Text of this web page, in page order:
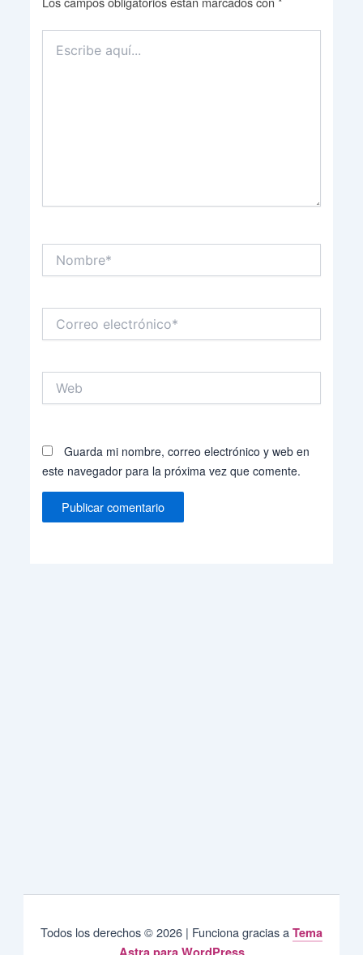
aquí...
Nombre*
Correo
electrónico*
Web
Guarda mi nombre, correo electrónico y web en
este navegador para la próxima vez que comente.
Todos los derechos © 2026 | Funciona gracias a Tema